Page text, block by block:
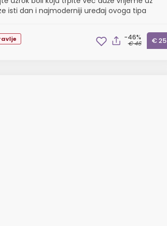
isti dan i najmoderniji uređaj ovoga tipa
-46%
€ 46 € 25